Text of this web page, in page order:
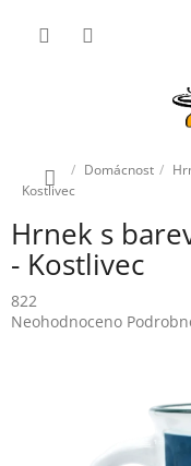
DomůDomácnost
Kostlivec
Hrnek s
- Kostlivec
822
Průměrné
Neohodnoceno